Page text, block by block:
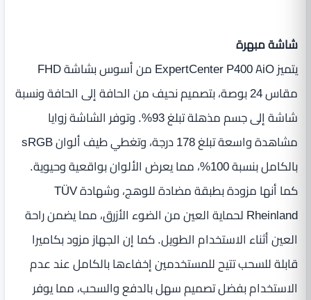
شاشة مبهرة
يتميز ExpertCenter P400 AiO من أسوس بشاشة FHD
مقاس 24 بوصة، بتصميم نحيف من الحافة إلى الحافة ونسبة
شاشة إلى جسم مذهلة تبلغ 93%. وتوفر الشاشة زوايا
مشاهدة واسعة تبلغ 178 درجة، وتغطي طيف ألوان sRGB
بالكامل بنسبة 100%، مما يعرض الألوان بواقعية وحيوية.
كما أنها مزودة بطبقة مضادة للوهج، وشهادة TÜV
Rheinland لحماية العين من الضوء الأزرق، مما يضمن راحة
العين أثناء الاستخدام الطويل. كما إن الجهاز مزود بكاميرا
قابلة للسحب تتيح للمستخدمين إخفاءها بالكامل عند عدم
الاستخدام بفضل تصميم سهل بالدفع والسحب، مما يوفر